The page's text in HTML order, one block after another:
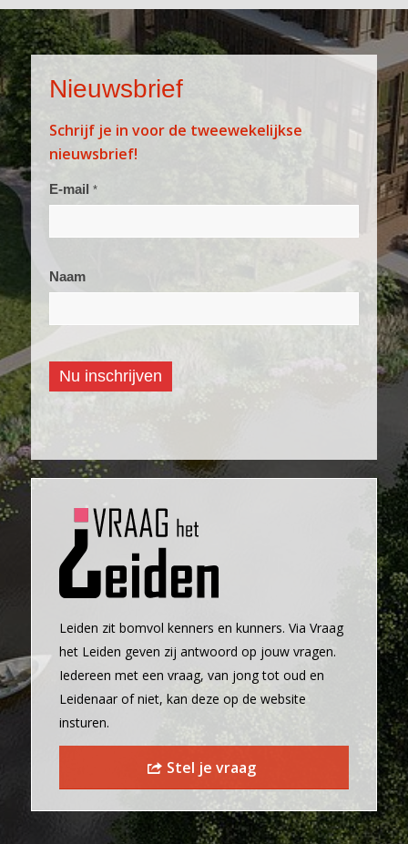
Nieuwsbrief
Schrijf je in voor de tweewekelijkse
nieuwsbrief!
Aanmelden
E-mail *
Naam
Nu inschrijven
Leiden zit bomvol kenners en kunners. Via Vraag
het Leiden geven zij antwoord op jouw vragen.
Iedereen met een vraag, van jong tot oud en
Leidenaar of niet, kan deze op de website
insturen.
Stel je vraag